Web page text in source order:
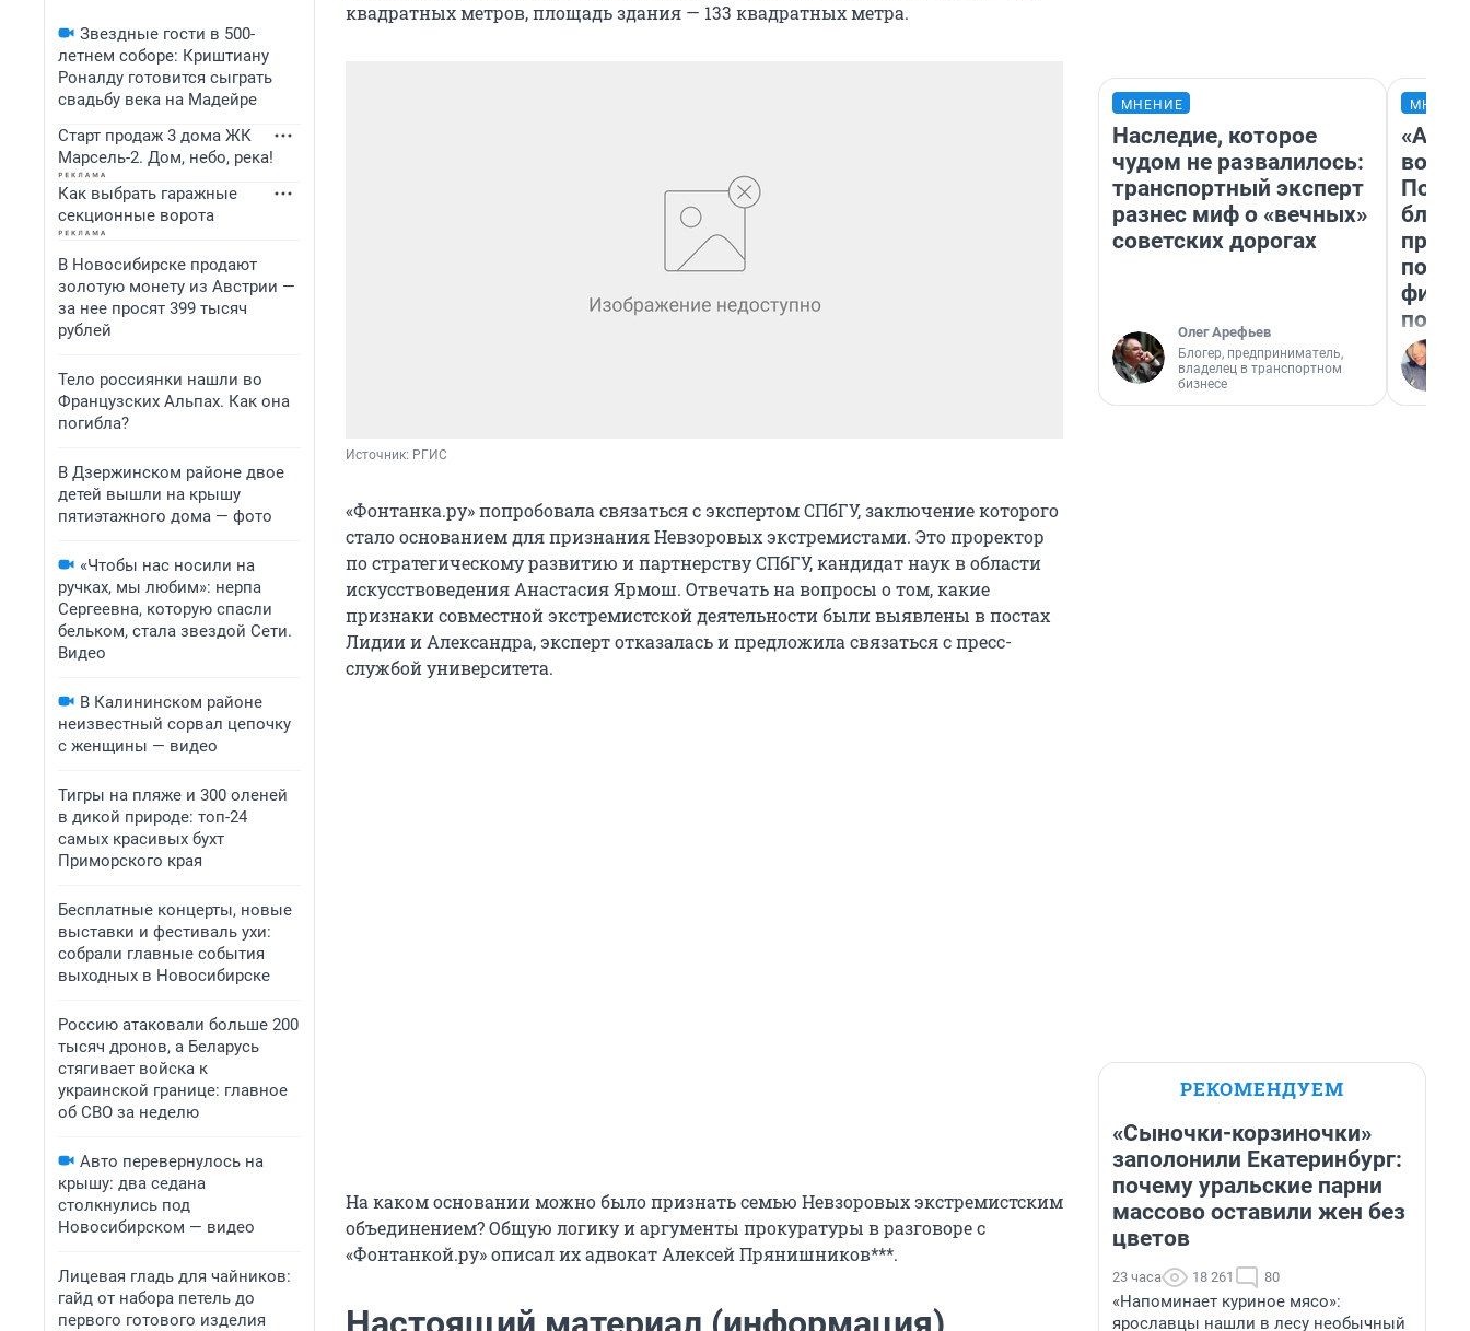
Звездные гости в 500-
летнем соборе: Криштиану
Роналду готовится сыграть
свадьбу века на Мадейре
Старт продаж 3 дома ЖК
Марсель-2. Дом, небо, река!
Как выбрать гаражные
секционные ворота
В Новосибирске продают
золотую монету из Австрии —
за нее просят 399 тысяч
рублей
Тело россиянки нашли во
Французских Альпах. Как она
погибла?
В Дзержинском районе двое
детей вышли на крышу
пятиэтажного дома — фото
«Чтобы нас носили на
ручках, мы любим»: нерпа
Сергеевна, которую спасли
бельком, стала звездой Сети.
Видео
В Калининском районе
неизвестный сорвал цепочку
с женщины — видео
Тигры на пляже и 300 оленей
в дикой природе: топ-24
самых красивых бухт
Приморского края
Бесплатные концерты, новые
выставки и фестиваль ухи:
собрали главные события
выходных в Новосибирске
Россию атаковали больше 200
тысяч дронов, а Беларусь
стягивает войска к
украинской границе: главное
об СВО за неделю
Авто перевернулось на
крышу: два седана
столкнулись под
Новосибирском — видео
Лицевая гладь для чайников:
гайд от набора петель до
первого готового изделия
квадратных метров, площадь здания — 133 квадратных метра.
Источник: РГИС
«Фонтанка.ру» попробовала связаться с экспертом СПбГУ, заключение которого
стало основанием для признания Невзоровых экстремистами. Это проректор
по стратегическому развитию и партнерству СПбГУ, кандидат наук в области
искусствоведения Анастасия Ярмош. Отвечать на вопросы о том, какие
признаки совместной экстремистской деятельности были выявлены в постах
Лидии и Александра, эксперт отказалась и предложила связаться с пресс-
службой университета.
На каком основании можно было признать семью Невзоровых экстремистским
объединением? Общую логику и аргументы прокуратуры в разговоре с
«Фонтанкой.ру» описал их адвокат Алексей Прянишников***.
МНЕНИЕ
Наследие, которое
чудом не развалилось:
транспортный эксперт
разнес миф о «вечных»
советских дорогах
Олег Арефьев
Блогер, предприниматель,
владелец в транспортном
бизнесе
вот
РЕКОМЕНДУЕМ
«Сыночки-корзиночки»
заполонили Екатеринбург:
почему уральские парни
массово оставили жен без
цветов
23 часа 18 261 80
«Напоминает куриное мясо»:
ярославцы нашли в лесу необычный